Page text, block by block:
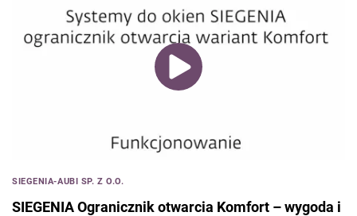
SIEGENIA-AUBI SP. Z O.O.
SIEGENIA Ogranicznik otwarcia Komfort – wygoda i